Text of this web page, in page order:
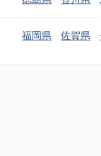
福岡県 佐賀県